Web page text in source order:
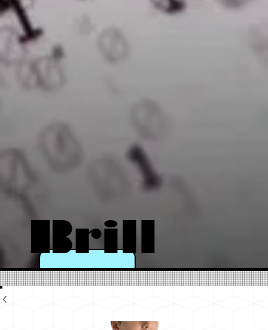
Brill
a